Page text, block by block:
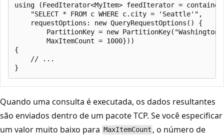
using (FeedIterator<MyItem> feedIterator =
    "SELECT * FROM c WHERE c.city = 'Seattle'",
    requestOptions: new QueryRequestOptions() {
PartitionKey = new
        MaxItemCount = 1000}))
{
    // ...
Quando uma consulta é executada, os dados resultantes
são enviados dentro de um pacote TCP. Se você especificar
um valor muito baixo para MaxItemCount , o número de